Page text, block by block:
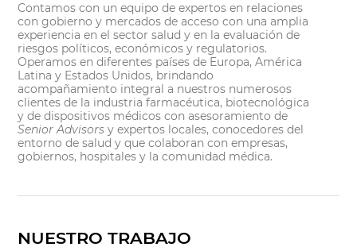
Contamos con un equipo de expertos en relaciones
con gobierno y mercados de acceso con una amplia
experiencia en el sector salud y en la evaluación de
riesgos políticos, económicos y regulatorios.
Operamos en diferentes países de Europa, América
Latina y Estados Unidos, brindando
acompañamiento integral a nuestros numerosos
clientes de la industria farmacéutica, biotecnológica
y de dispositivos médicos con asesoramiento de
Senior Advisors y expertos locales, conocedores del
entorno de salud y que colaboran con empresas,
gobiernos, hospitales y la comunidad médica.
NUESTRO TRABAJO